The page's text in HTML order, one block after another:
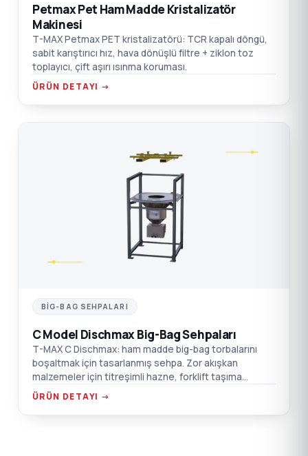
Petmax Pet Ham Madde Kristalizatör
Makinesi
T-MAX Petmax PET kristalizatörü: TCR kapalı döngü,
sabit karıştırıcı hız, hava dönüşlü filtre + ziklon toz
toplayıcı, çift aşırı ısınma koruması.
ÜRÜN DETAYI →
C
BIG-BAG SEHPALARI
C Model Dischmax Big-Bag Sehpaları
T-MAX C Dischmax: ham madde big-bag torbalarını
boşaltmak için tasarlanmış sehpa. Zor akışkan
malzemeler için titreşimli hazne, forklift taşıma
noktaları, emiş kutusu flanş bağlantısı.
ÜRÜN DETAYI →